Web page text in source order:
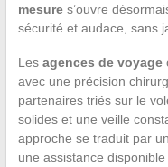
mesures’ouvre
sécurité et audace, sans
Les agences de voyage
avec une précision
partenaires triés sur le
solides et une veille
approche se traduit par
une assistance